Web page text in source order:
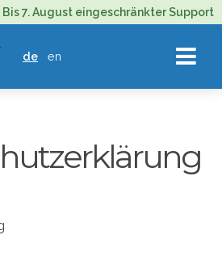
de en
7. August eingeschränkter Support